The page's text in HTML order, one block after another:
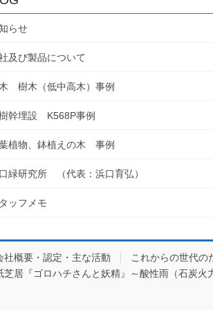
らせ
及び製品について
樹木（低中高木）事例
幹埋設 K568P事例
植物、鉢植えの木 事例
緑研究所 （代表：浜口育弘）
ッフメモ
社概要・認定・主な活動
これからの世代の
芝居『ゴロハチさんと妖精』～酸性雨（石炭火